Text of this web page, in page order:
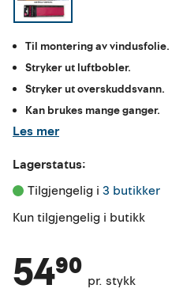
Til montering av vindusfolie.
Stryker ut luftbobler.
Stryker ut overskuddsvann.
Kan brukes mange ganger.
Les mer
Lagerstatus:
Tilgjengelig i 3 butikker
Kun tilgjengelig i butikk
54⁹⁰ pr. stykk